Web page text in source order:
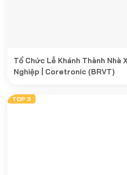
Tổ Chức Lễ Khánh Thành Nhà
Nghiệp | Coretronic (BRVT)